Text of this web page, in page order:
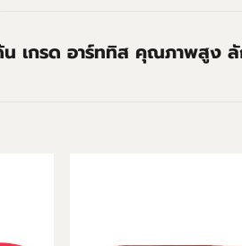
เกรด อาร์ททิส คุณภาพสูง